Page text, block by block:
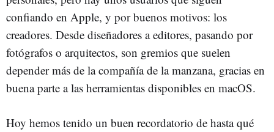
confiando en Apple, y por buenos motivos: los
creadores. Desde diseñadores a editores, pasando por
fotógrafos o arquitectos, son gremios que suelen
depender más de la compañía de la manzana, gracias en
buena parte a las herramientas disponibles en macOS.
Hoy hemos tenido un buen recordatorio de hasta qué